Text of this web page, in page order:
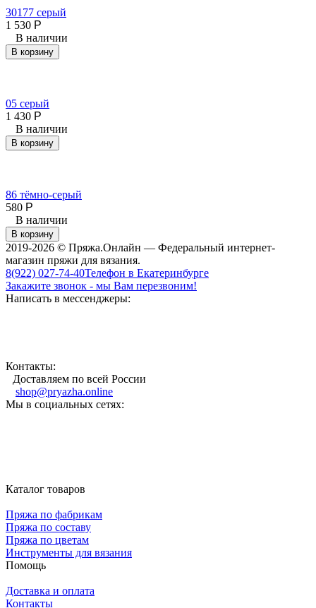
30177 серый
1 530 Р
В наличии
В корзину
05 серый
1 430 Р
В наличии
В корзину
86 тёмно-серый
580 Р
В наличии
В корзину
2019-2026 © Пряжа.Онлайн — Федеральный интернет-
магазин пряжи для вязания.
8(922) 027-74-40Телефон в Екатеринбурге
Закажите звонок - мы Вам перезвоним!
Написать в мессенджеры:
Контакты:
Доставляем по всей России
shop@pryazha.online
Мы в социальных сетях:
Каталог товаров
Пряжа по фабрикам
Пряжа по составу
Пряжа по цветам
Инструменты для вязания
Помощь
Доставка и оплата
Контакты